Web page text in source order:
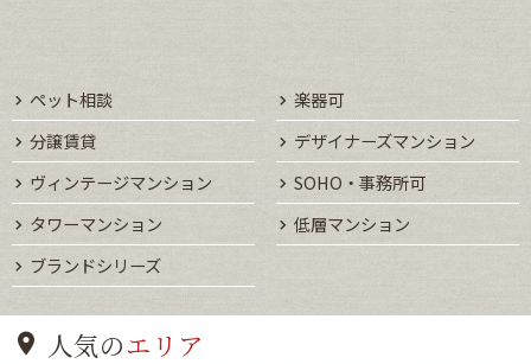
ペット相談
楽器可
分譲賃貸
デザイナーズマンション
ヴィンテージマンション
SOHO・事務所可
タワーマンション
低層マンション
ブランドシリーズ
人気のエリア